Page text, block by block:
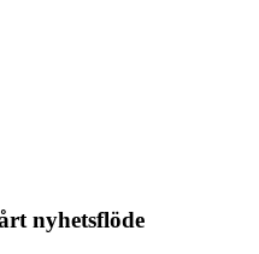
nyhetsflöde